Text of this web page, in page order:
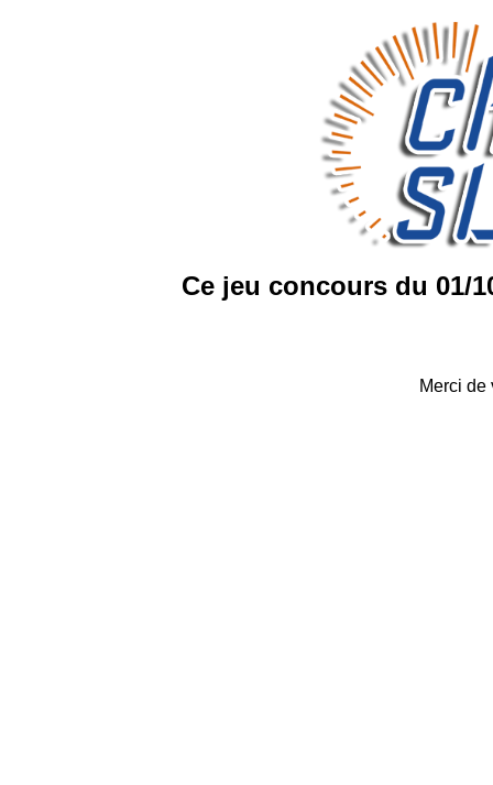
Ce jeu concours du 01/
Merci de